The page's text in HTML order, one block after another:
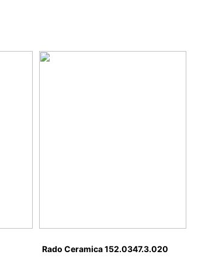
Rado Ceramica 152.0347.3.020